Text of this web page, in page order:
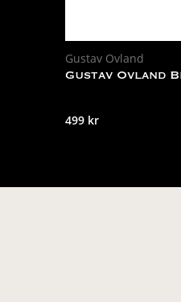
Gustav Ovland
Gustav Ovland
499 kr